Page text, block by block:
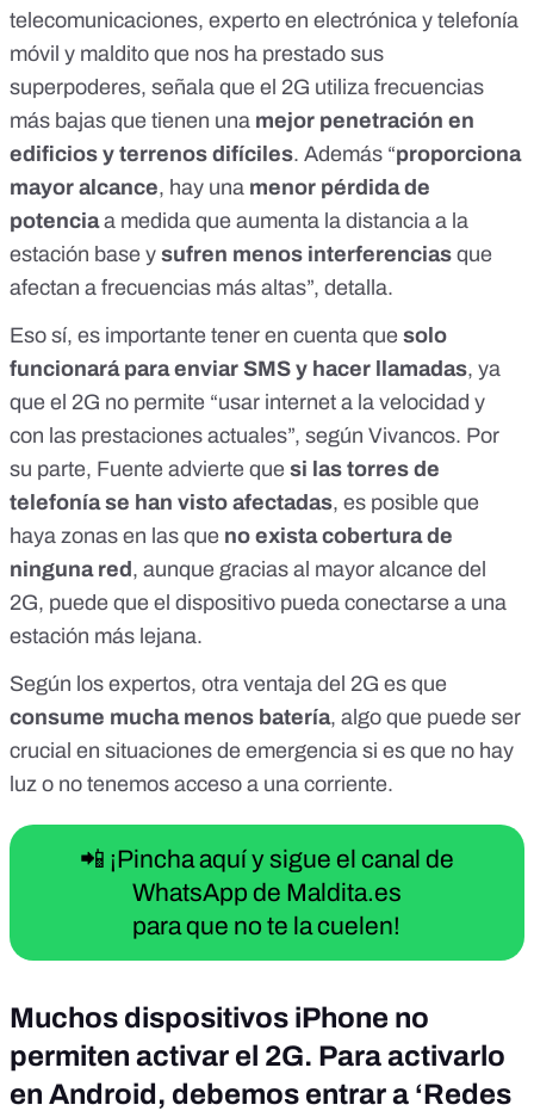
telecomunicaciones, experto en electrónica y telefonía
móvil y maldito que nos ha prestado sus
superpoderes, señala que el 2G utiliza frecuencias
más bajas que tienen una mejor penetración en
edificios y terrenos difíciles. Además “proporciona
mayor alcance, hay una menor pérdida de
potenciaa medida que aumenta la distancia a la
estación base y sufren menos interferencias que
afectan a frecuencias más altas”, detalla.
Eso sí, es importante tener en cuenta que solo
funcionará para enviar SMS y hacer llamadas, ya
que el 2G no permite “usar internet a la velocidad y
con las prestaciones actuales”, según Vivancos. Por
su parte, Fuente advierte que si las torres de
telefonía se han visto afectadas, es posible que
haya zonas en las que no exista cobertura de
ninguna red, aunque gracias al mayor alcance del
2G, puede que el dispositivo pueda conectarse a una
estación más lejana.
Según los expertos, otra ventaja del 2G es que
consume mucha menos batería, algo que puede ser
crucial en situaciones de emergencia si es que no hay
luz o no tenemos acceso a una corriente.
📲 ¡Pincha aquí y sigue el canal de
WhatsApp de Maldita.es
para que no te la cuelen!
Muchos dispositivos iPhone no
permiten activar el 2G. Para activarlo
en Android, debemos entrar a ‘Redes